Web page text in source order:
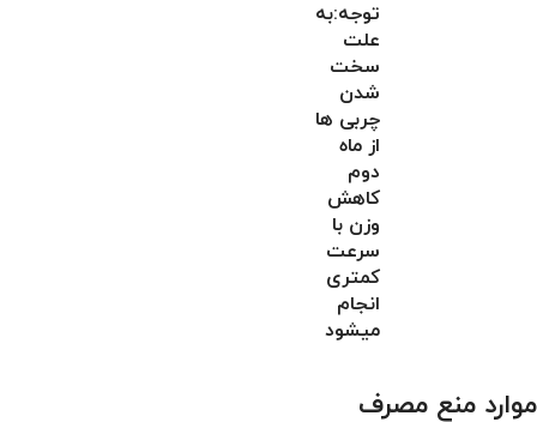
توجه:به
علت
سخت
شدن
چربی ها
از ماه
دوم
کاهش
وزن با
سرعت
کمتری
انجام
میشود
موارد منع مصرف